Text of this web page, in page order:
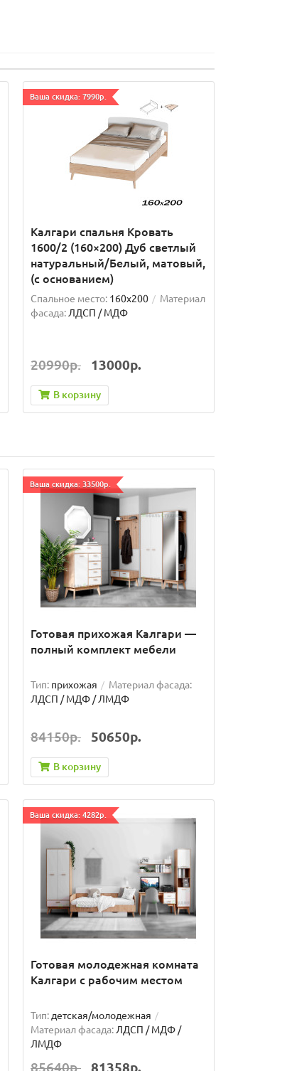
Ваша скидка: 7990р.
Калгари спальня Кровать
1600/2 (160×200) Дуб светлый
натуральный/Белый, матовый,
(с основанием)
Спальное место: 160x200
Материал
фасада: ЛДСП / МДФ
20990р. 13000р.
В корзину
Ваша скидка: 33500р.
Готовая прихожая Калгари —
полный комплект мебели
Тип: прихожая
Материал фасада:
ЛДСП / МДФ / ЛМДФ
84150р. 50650р.
В корзину
Ваша скидка: 4282р.
Готовая молодежная комната
Калгари с рабочим местом
Тип: детская/молодежная
Материал фасада: ЛДСП / МДФ /
ЛМДФ
85640р. 81358р.